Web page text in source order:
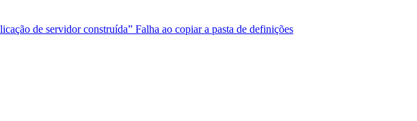
de servidor construída” Falha ao copiar a pasta de definições